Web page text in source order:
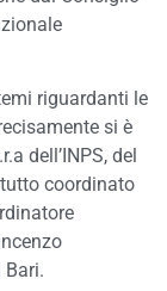
riguardanti le
si è
dell’INPS, del
coordinato
Bari.